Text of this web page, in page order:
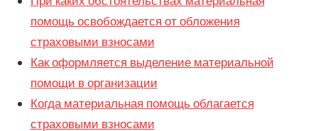
помощь освобождается от обложения
страховыми взносами
Как оформляется выделение материальной
помощи в организации
Когда материальная помощь облагается
страховыми взносами